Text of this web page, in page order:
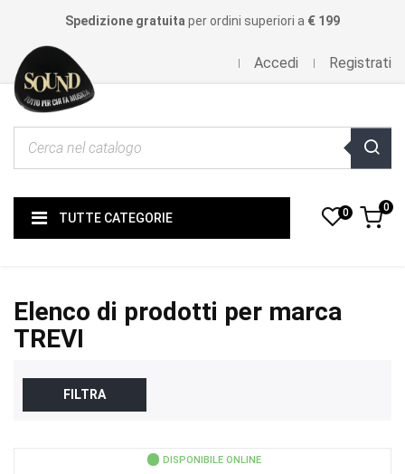
Spedizione gratuita per ordini superiori a € 199
Accedi Registrati
TUTTE CATEGORIE 0 0
Elenco di prodotti per marca
TREVI
FILTRA
DISPONIBILE ONLINE